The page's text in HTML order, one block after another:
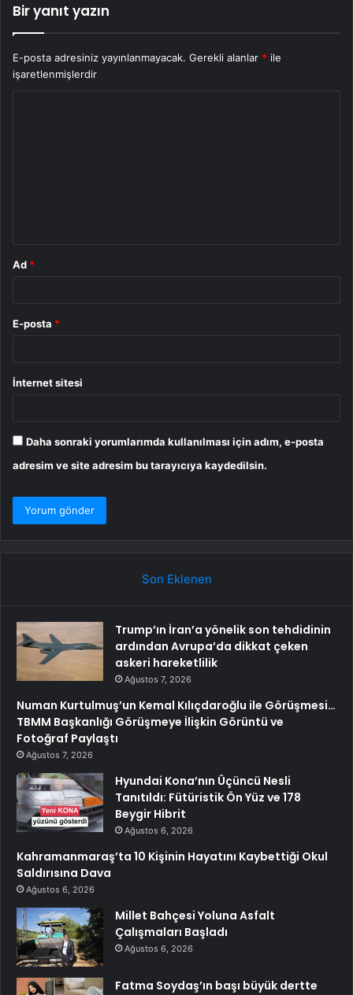
Bir yanıt yazın
E-posta adresiniz yayınlanmayacak. Gerekli alanlar * ile
işaretlenmişlerdir
Ad *
E-posta *
İnternet sitesi
Daha sonraki yorumlarımda kullanılması için adım, e-posta
adresim ve site adresim bu tarayıcıya kaydedilsin.
Son Eklenen
Trump’ın İran’a yönelik son tehdidinin
ardından Avrupa’da dikkat çeken
askeri hareketlilik
Ağustos 7, 2026
Numan Kurtulmuş’un Kemal Kılıçdaroğlu ile Görüşmesi…
TBMM Başkanlığı Görüşmeye İlişkin Görüntü ve
Fotoğraf Paylaştı
Ağustos 7, 2026
Hyundai Kona’nın Üçüncü Nesli
Tanıtıldı: Fütüristik Ön Yüz ve 178
Beygir Hibrit
Ağustos 6, 2026
Kahramanmaraş’ta 10 Kişinin Hayatını Kaybettiği Okul
Saldırısına Dava
Ağustos 6, 2026
Millet Bahçesi Yoluna Asfalt
Çalışmaları Başladı
Ağustos 6, 2026
Fatma Soydaş’ın başı büyük dertte